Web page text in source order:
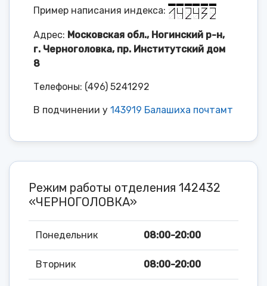
Пример написания индекса:
Адрес: Московская обл., Ногинский р-н,
г. Черноголовка, пр. Институтский дом
8
Телефоны: (496) 5241292
В подчинении у 143919 Балашиха почтамт
Режим работы отделения 142432
«ЧЕРНОГОЛОВКА»
Понедельник 08:00-20:00
Вторник 08:00-20:00